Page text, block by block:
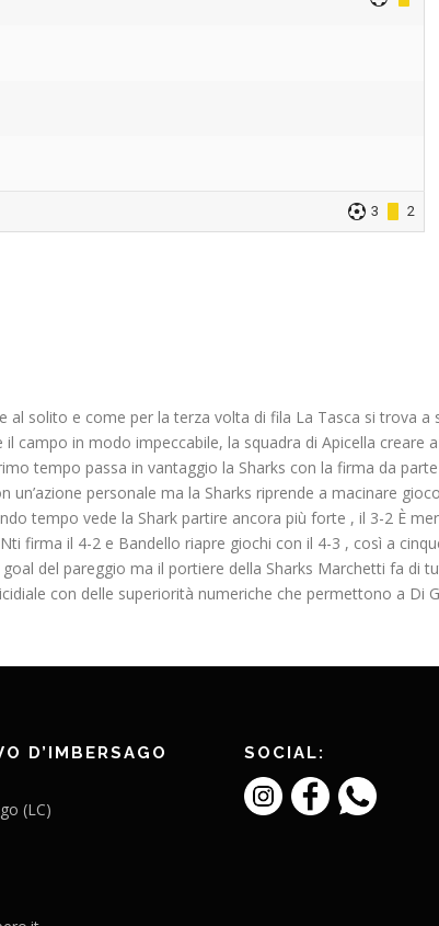
3 2
solito e come per la terza volta di fila La Tasca si trova
campo in modo impeccabile, la squadra di Apicella
tempo passa in vantaggio la Sharks con la firma da
un’azione personale ma la Sharks riprende a macinare
tempo vede la Shark partire ancora più forte , il 3-2 È
firma il 4-2 e Bandello riapre giochi con il 4-3 , così a
del pareggio ma il portiere della Sharks Marchetti fa di
con delle superiorità numeriche che permettono a Di
D’IMBERSAGO
(LC)
SOCIAL: